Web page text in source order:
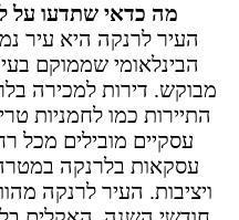
מה כדאי שתדעו על
העיר לרנקה היא עיר
הבינלאומי שממוקם
מבוקש. דירות למכירה
התיירות כמו לחמניות
עסקיים מובילים מכל
עסקאות בלרנקה
ויציבות. העיר לרנקה